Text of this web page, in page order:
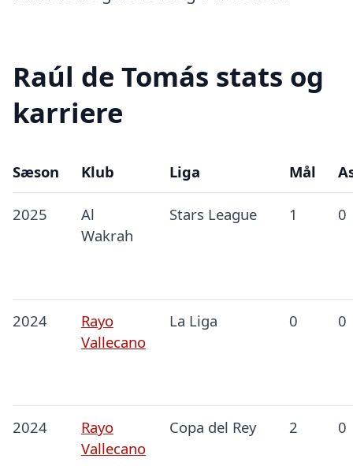
Raúl de Tomás stats og
karriere
Sæson Klub Liga Mål
2025
Al
Wakrah
Stars League 1 0
2024
Rayo
Vallecano
La Liga 0 0
2024
Rayo
Vallecano
Copa del Rey 2 0